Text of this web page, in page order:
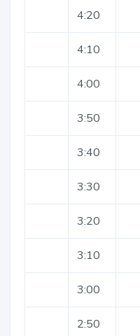
4:20
4:10
4:00
3:50
3:40
3:30
3:20
3:10
3:00
2:50